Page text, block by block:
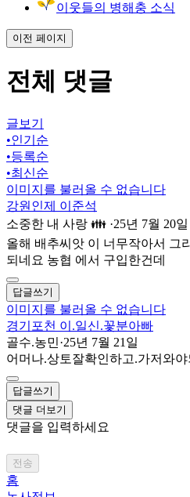
이웃들의 병해충 소식
이전 페이지
전체 댓글
글보기
•인기순
•등록순
•최신순
이미지를 불러올 수 없습니다
강원인제 이준석
소중한 내 사랑 👪 ·25년 7월 20일
올해 배추씨앗 이 너무작아서 그
되네요 농협 에서 구입한건데
답글쓰기
이미지를 불러올 수 없습니다
경기포천 이.일신.꽃분아빠
골수.농민·25년 7월 21일
어머나.상토잘확인하고.가저와야
답글쓰기
댓글 더보기
댓글을 입력하세요
전송
홈